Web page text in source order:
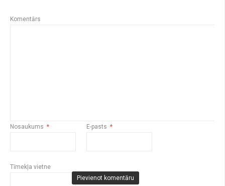
Komentārs
Nosaukums * E-pasts *
Tīmekļa vietne